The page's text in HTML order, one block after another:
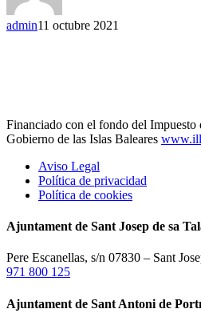
estratégica
admin11 octubre 2021
Financiado con el fondo del Impuesto
Gobierno de las Islas Baleares
Aviso Legal
Política de privacidad
Política de cookies
Ajuntament de Sant Josep de sa
Pere Escanellas, s/n 07830 – Sant
971 800 125
Ajuntament de Sant Antoni de